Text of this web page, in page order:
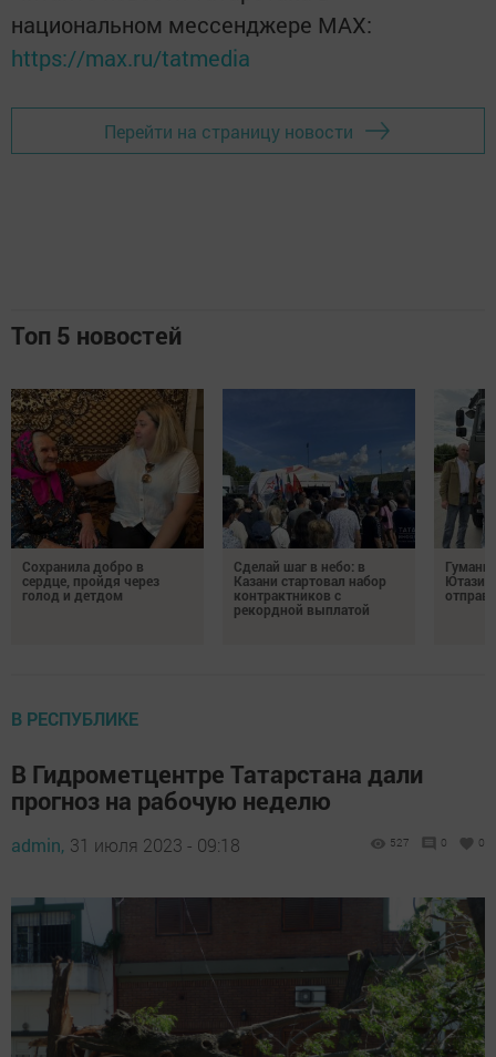
национальном мессенджере MАХ:
https://max.ru/tatmedia
Перейти на страницу новости
Топ 5 новостей
Сохранила добро в
сердце, пройдя через
голод и детдом
Сделай шаг в небо: в
Казани стартовал набор
контрактников с
рекордной выплатой
В РЕСПУБЛИКЕ
В Гидрометцентре Татарстана дали
прогноз на рабочую неделю
admin, 31 июля 2023 - 09:18 527 0 0